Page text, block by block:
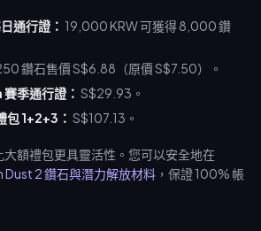
通行證： 19,000 KRW 可獲得 8,000 鑽
鑽石售價 S$6.88（原價 S$7.50）。
季通行證： S$29.93。
1+2+3： S$107.13。
大額禮包更具靈活性。您可以安全地在
Dust 2 鑽石與潛力解放材料 ，保證 100% 帳